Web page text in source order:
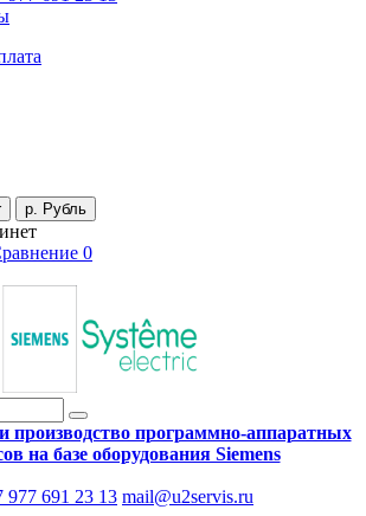
р. Рубль
0
производство программно-аппаратных
на базе оборудования Siemens
977 691 23 13 mail@u2servis.ru